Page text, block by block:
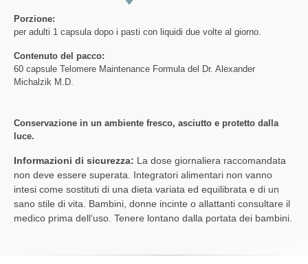
Porzione:
per adulti 1 capsula dopo i pasti con liquidi due volte al giorno.
Contenuto del pacco:
60 capsule Telomere Maintenance Formula del Dr. Alexander
Michalzik M.D.
Conservazione in un ambiente fresco, asciutto e protetto dalla
luce.
Informazioni di sicurezza: La dose giornaliera raccomandata
non deve essere superata. Integratori alimentari non vanno
intesi come sostituti di una dieta variata ed equilibrata e di un
sano stile di vita. Bambini, donne incinte o allattanti consultare il
medico prima dell‘uso. Tenere lontano dalla portata dei bambini.